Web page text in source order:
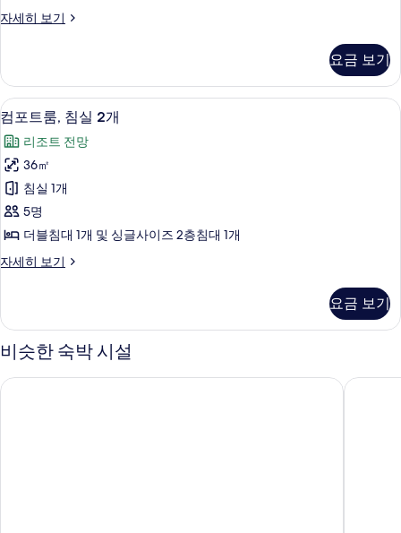
진
두
보
기
자세히 보기
컴
블
룸
자
세
히
보
기
요금 보기
컴
포
트
룸,
침
실
2
개
진
두
보
5
컴포트룸, 침실 2개
리조트 전망
36㎡
침실 1개
5명
더블침대 1개 및 싱글사이즈 2층침대 1개
자세히 보기
컴
침
실
2
자
요금 보기
비슷한 숙박 시설
노보텔 스위트 베를린 시티 포츠다머 플라츠 아디나